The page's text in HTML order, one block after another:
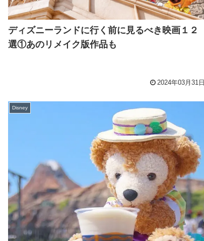
ディズニーランドに行く前に見るべき映画１２
選①あのリメイク版作品も
2024年03月31日
Disney